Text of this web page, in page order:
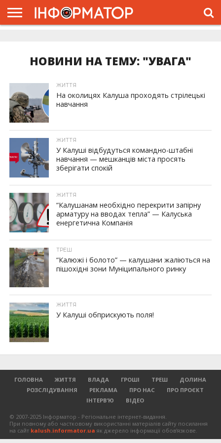
НОВИНИ НА ТЕМУ: "УВАГА"
ЖИТТЯ
На околицях Калуша проходять стрілецькі
навчання
ЖИТТЯ
У Калуші відбудуться командно-штабні
навчання — мешканців міста просять
зберігати спокій
ЖИТТЯ
“Калушанам необхідно перекрити запірну
арматуру на вводах тепла” — Калуська
енергетична Компанія
ТРЕШ
“Калюжі і болото” — калушани жаліються на
пішохідні зони Муніципального ринку
ЖИТТЯ
У Калуші обприскують поля!
ГОЛОВНА ЖИТТЯ ВЛАДА ГРОШІ ТРЕШ
ДОЛИНА
РОЗСЛІДУВАННЯ
РЕКЛАМА ПРО НАС
ПРО ПРОЄКТ
ІНТЕРВ’Ю
ВІДЕО
© 2007-2025 Інформатор - Регіональне інтернет-видання.
При повному або частковому використанні матеріалів сайту посилання
на сайт kalush.informator.ua як джерело інформації обов'язкове.